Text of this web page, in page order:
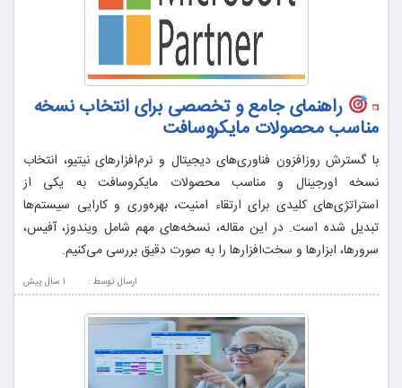
راهنمای جامع و تخصصی برای انتخاب نسخه
مناسب محصولات مایکروسافت
با گسترش روزافزون فناوری‌‌های دیجیتال و نرم‌افزارهای نیتیو، انتخاب
نسخه اورجینال و مناسب محصولات مایکروسافت به یکی از
استراتژی‌های کلیدی برای ارتقاء امنیت، بهره‌وری و کارایی سیستم‌ها
تبدیل شده است. در این مقاله، نسخه‌های مهم شامل ویندوز، آفیس،
سرورها، ابزارها و سخت‌افزارها را به صورت دقیق بررسی می‌کنیم.
1 سال پيش ارسال توسط :